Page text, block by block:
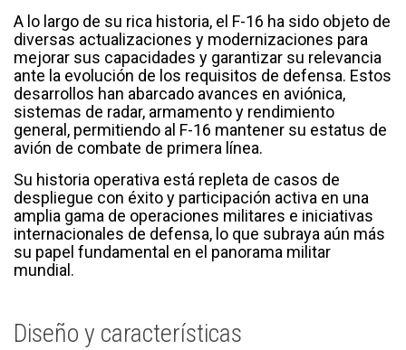
A lo largo de su rica historia, el F-16 ha sido objeto de
diversas actualizaciones y modernizaciones para
mejorar sus capacidades y garantizar su relevancia
ante la evolución de los requisitos de defensa. Estos
desarrollos han abarcado avances en aviónica,
sistemas de radar, armamento y rendimiento
general, permitiendo al F-16 mantener su estatus de
avión de combate de primera línea.
Su historia operativa está repleta de casos de
despliegue con éxito y participación activa en una
amplia gama de operaciones militares e iniciativas
internacionales de defensa, lo que subraya aún más
su papel fundamental en el panorama militar
mundial.
Diseño y características